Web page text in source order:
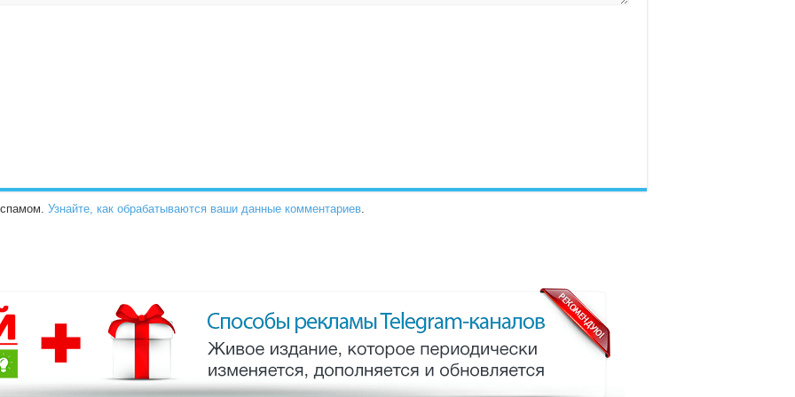
Узнайте, как обрабатываются ваши данные комментариев.